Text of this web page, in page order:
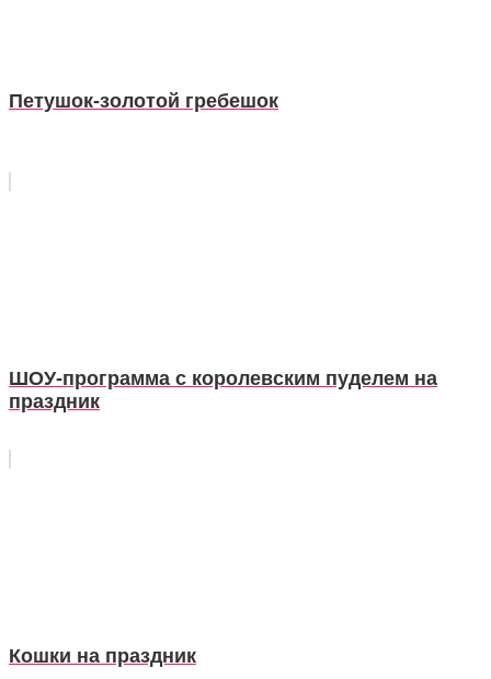
Петушок-золотой гребешок
ШОУ-программа с королевским пуделем на
праздник
Кошки на праздник